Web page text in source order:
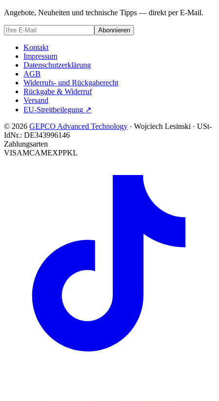
Angebote, Neuheiten und technische Tipps — direkt per E-Mail.
Abonnieren
Kontakt
Impressum
Datenschutzerklärung
AGB
Widerrufs- und Rückgaberecht
Rückgabe & Widerruf
Versand
EU-Streitbeilegung ↗
© 2026 GEPCO Advanced Technology · Wojciech Lesinski · USt-
IdNr.: DE343996146
Zahlungsarten
VISAMCAMEXPPKL